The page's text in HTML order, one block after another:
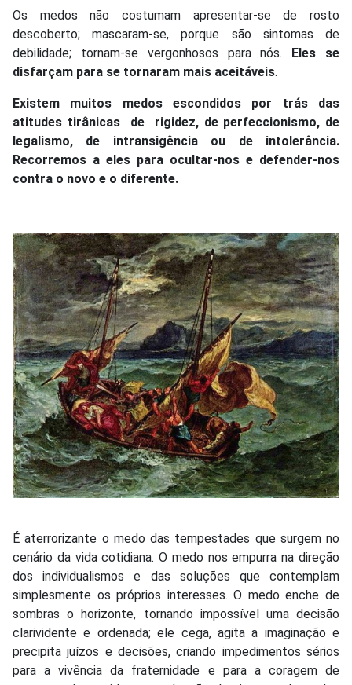
Os medos não costumam apresentar-se de rosto
descoberto; mascaram-se, porque são sintomas de
debilidade; tornam-se vergonhosos para nós. Eles se
disfarçam para se tornaram mais aceitáveis.
Existem muitos medos escondidos por trás das
atitudes tirânicas de rigidez, de perfeccionismo, de
legalismo, de intransigência ou de intolerância.
Recorremos a eles para ocultar-nos e defender-nos
contra o novo e o diferente.
É aterrorizante o medo das tempestades que surgem no
cenário da vida cotidiana. O medo nos empurra na direção
dos individualismos e das soluções que contemplam
simplesmente os próprios interesses. O medo enche de
sombras o horizonte, tornando impossível uma decisão
clarividente e ordenada; ele cega, agita a imaginação e
precipita juízos e decisões, criando impedimentos sérios
para a vivência da fraternidade e para a coragem de